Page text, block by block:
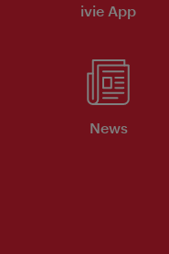
ivie App
News